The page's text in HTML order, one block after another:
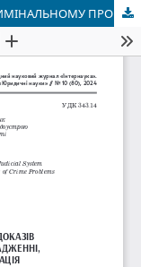
ПОНЯТТЯ ЕЛЕКТРОННИХ ДОКАЗІВ У КРИМІНАЛЬНОМУ ПРОВАДЖЕННІ, ЇХ ВИДИ ТА КЛАСИФІКАЦІЯ